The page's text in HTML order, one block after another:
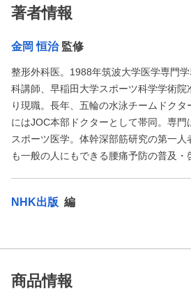
著者情報
金岡 恒治監修
整形外科医。1988年筑波大学医学専門
科講師、早稲田大学スポーツ科学学術院
り現職。長年、五輪の水泳チームドク
にはJOC本部ドクターとして帯同。専門
スポーツ医学。体幹深部筋研究の第一人
も一般の人にもできる腰痛予防の普及・
NHK出版 編
商品情報